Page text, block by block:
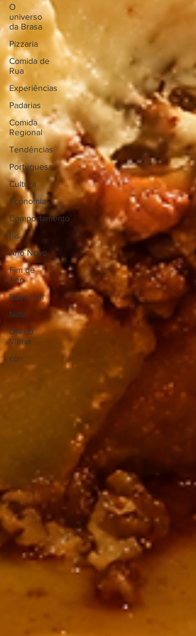
O
universo
da Brasa
Pizzaria
Comida de
Rua
Experiências
Padarias
Comida
Regional
Tendências
Portuguesa
Cultura
Economia
Comportamento
his
Ano Novo
Fim de
Ano
Réveillon
Natal
Dia do
Vinho
con